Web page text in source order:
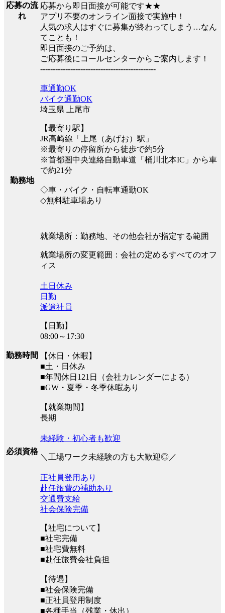
応募の流
れ
応募から即日面接が可能です★★
アプリ不要のオンライン面接で実施中！
人気の求人はすぐに募集が終わってしまう…なん
てことも！
即日面接のご予約は、
ご応募後にコールセンターからご案内します！
----------------------------------------------
勤務地
車通勤OK
バイク通勤OK
埼玉県 上尾市
【最寄り駅】
JR高崎線「上尾（あげお）駅」
※最寄りの停留所から徒歩で約5分
※首都圏中央連絡自動車道「桶川北本IC」から車
で約21分
◇車・バイク・自転車通勤OK
◇無料駐車場あり
就業場所：勤務地、その他会社が指定する範囲
就業場所の変更範囲：会社の定めるすべてのオフ
ィス
勤務時間
土日休み
日勤
派遣社員
【日勤】
08:00～17:30
【休日・休暇】
■土・日休み
■年間休日121日（会社カレンダーによる）
■GW・夏季・冬季休暇あり
【就業期間】
長期
必須資格
未経験・初心者も歓迎
＼工場ワーク未経験の方も大歓迎◎／
正社員登用あり
赴任旅費の補助あり
交通費支給
社会保険完備
【社宅について】
■社宅完備
■社宅費無料
■赴任旅費会社負担
【待遇】
■社会保険完備
■正社員登用制度
■各種手当（残業・休出）